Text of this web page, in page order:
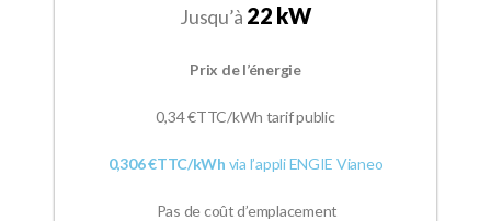
Jusqu’à 22 kW
Prix de l’énergie
0,34€TTC/kWh tarif public
0,306 €TTC/kWh via l’appli ENGIE Vianeo
Pas de coût d’emplacement